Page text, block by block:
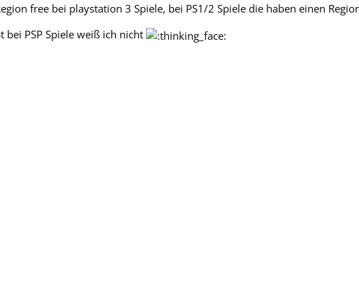
free bei playstation 3 Spiele, bei PS1/2 Spiele die haben einen
bei PSP Spiele weiß ich nicht